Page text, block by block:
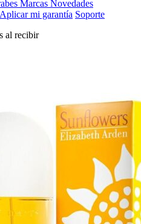
Marcas Novedades
Aplicar mi garantía Soporte
al recibir